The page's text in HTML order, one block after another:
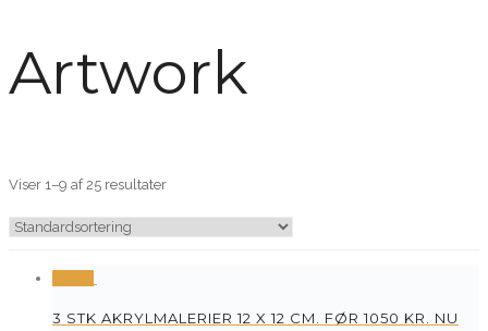
Artwork
Viser 1–9 af 25 resultater
3 STK AKRYLMALERIER 12 X 12 CM. FØR 1050 KR. NU